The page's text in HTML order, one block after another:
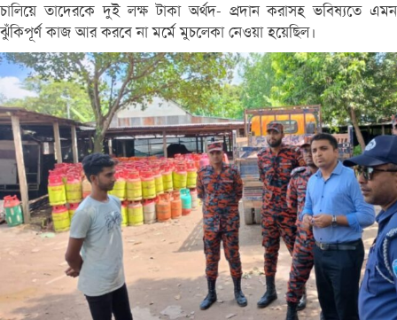
চালিয়ে তাদেরকে দুই লক্ষ টাকা অর্থদ- প্রদান করাসহ ভবিষ্যতে এমন
ঝুঁকিপূর্ণ কাজ আর করবে না মর্মে মুচলেকা নেওয়া হয়েছিল।